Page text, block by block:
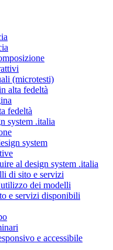
(microtesti)
alta fedeltà
fedeltà
system .italia
system
al design system .italia
di sito e servizi
dei modelli
e servizi disponibili
e accessibile